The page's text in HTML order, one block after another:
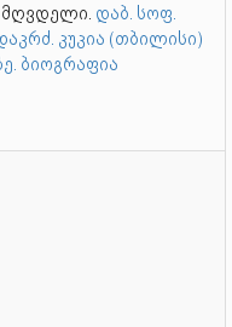
მღვდელი. დაბ. სოფ.
კუკია (თბილისი)
ბიოგრაფია